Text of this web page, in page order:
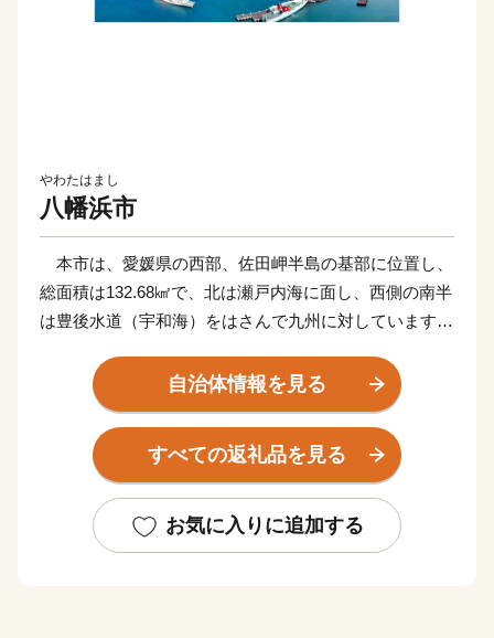
やわたはまし
八幡浜市
本市は、愛媛県の西部、佐田岬半島の基部に位置し、
総面積は132.68㎢で、北は瀬戸内海に面し、西側の南半
は豊後水道（宇和海）をはさんで九州に対しています。
迫る地形で平坦地が少なく、岬と入り江が交錯した風光
明媚な景観をなしています。
みかん栽培は、明治の中頃から始まったといわれ、
的に有名です。また、トロール漁業を核とする水産業も
盛んで、西日本有数の水揚高を誇る水産市場は、大消費
自治体情報を見る
すべての返礼品を見る
お気に入りに追加する